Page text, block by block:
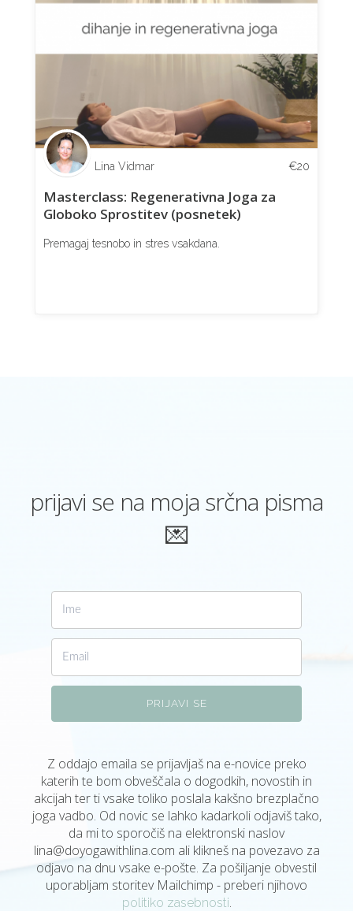
Lina Vidmar €20
Masterclass: Regenerativna Joga za
Globoko Sprostitev (posnetek)
Premagaj tesnobo in stres vsakdana.
prijavi se na moja srčna pisma
💌
PRIJAVI SE
Z oddajo emaila se prijavljaš na e-novice preko
katerih te bom obveščala o dogodkih, novostih in
akcijah ter ti vsake toliko poslala kakšno brezplačno
joga vadbo. Od novic se lahko kadarkoli odjaviš tako,
da mi to sporočiš na elektronski naslov
lina@doyogawithlina.com ali klikneš na povezavo za
odjavo na dnu vsake e-pošte. Za pošiljanje obvestil
uporabljam storitev Mailchimp - preberi njihovo
politiko zasebnosti.